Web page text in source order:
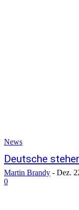
News
Deutsche
Martin Brandy - Dez.
0